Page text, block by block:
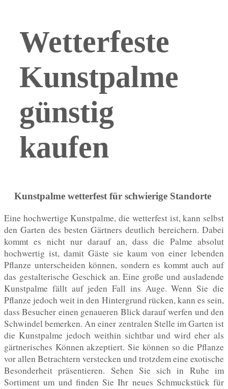
Wetterfeste
Kunstpalme
günstig
kaufen
Kunstpalme wetterfest für schwierige Standorte
Eine hochwertige Kunstpalme, die wetterfest ist, kann selbst
den Garten des besten Gärtners deutlich bereichern. Dabei
kommt es nicht nur darauf an, dass die Palme absolut
hochwertig ist, damit Gäste sie kaum von einer lebenden
Pflanze unterscheiden können, sondern es kommt auch auf
das gestalterische Geschick an. Eine große und ausladende
Kunstpalme fällt auf jeden Fall ins Auge. Wenn Sie die
Pflanze jedoch weit in den Hintergrund rücken, kann es sein,
dass Besucher einen genaueren Blick darauf werfen und den
Schwindel bemerken. An einer zentralen Stelle im Garten ist
die Kunstpalme jedoch weithin sichtbar und wird eher als
gärtnerisches Können akzeptiert. Sie können so die Pflanze
vor allen Betrachtern verstecken und trotzdem eine exotische
Besonderheit präsentieren. Sehen Sie sich in Ruhe im
Sortiment um und finden Sie Ihr neues Schmuckstück für